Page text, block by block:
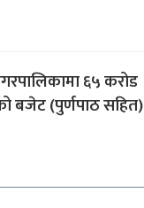
६५ करोड
बजेट (पुर्णपाठ सहित)